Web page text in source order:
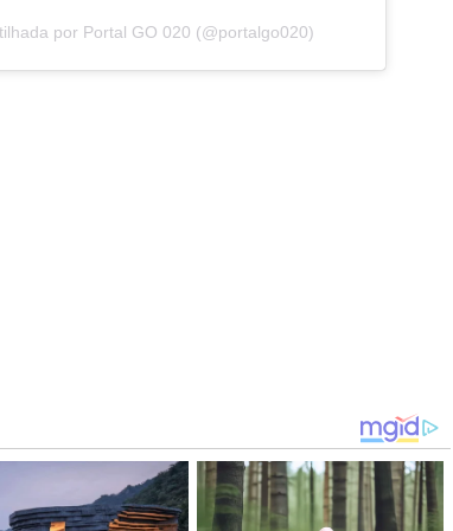
por Portal GO 020 (@portalgo020)